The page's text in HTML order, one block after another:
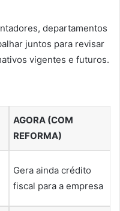
departamentos
juntos para revisar
vigentes e futuros.
AGORA (COM
REFORMA)
Gera ainda crédito
fiscal para a empresa